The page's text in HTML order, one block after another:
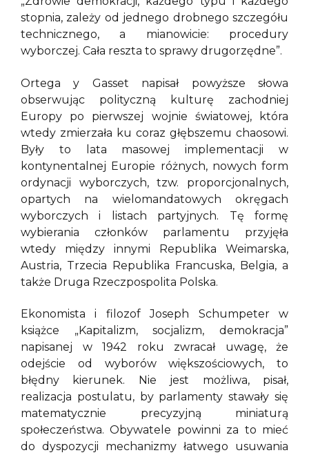
stopnia, zależy od jednego drobnego szczegółu
technicznego, a mianowicie: procedury
wyborczej. Cała reszta to sprawy drugorzędne”.
Ortega y Gasset napisał powyższe słowa
obserwując polityczną kulturę zachodniej
Europy po pierwszej wojnie światowej, która
wtedy zmierzała ku coraz głębszemu chaosowi.
Były to lata masowej implementacji w
kontynentalnej Europie różnych, nowych form
ordynacji wyborczych, tzw. proporcjonalnych,
opartych na wielomandatowych okręgach
wyborczych i listach partyjnych. Tę formę
wybierania członków parlamentu przyjęła
wtedy między innymi Republika Weimarska,
Austria, Trzecia Republika Francuska, Belgia, a
także Druga Rzeczpospolita Polska.
Ekonomista i filozof Joseph Schumpeter w
książce „Kapitalizm, socjalizm, demokracja”
napisanej w 1942 roku zwracał uwagę, że
odejście od wyborów większościowych, to
błędny kierunek. Nie jest możliwa, pisał,
realizacja postulatu, by parlamenty stawały się
matematycznie precyzyjną miniaturą
społeczeństwa. Obywatele powinni za to mieć
do dyspozycji mechanizmy łatwego usuwania